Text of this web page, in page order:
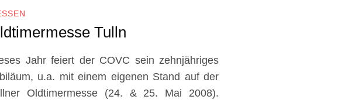
Tulln
Jahr feiert der COVC sein zehnjähriges
u.a. mit einem eigenen Stand auf der
Oldtimermesse (24. & 25. Mai 2008).